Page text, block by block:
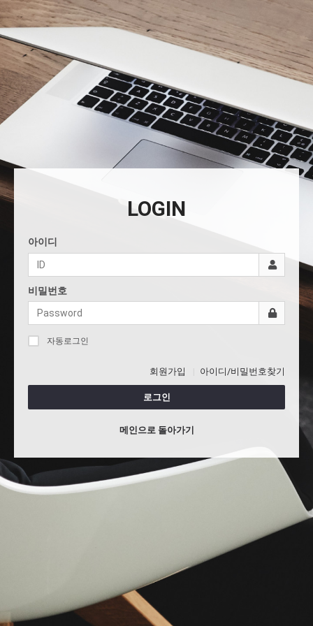
LOGIN
아이디
비밀번호
자동로그인
회원가입 아이디/비밀번호찾기
로그인
메인으로 돌아가기